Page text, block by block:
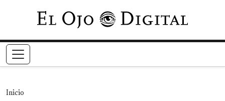
Pasar al contenido principal
Inicio